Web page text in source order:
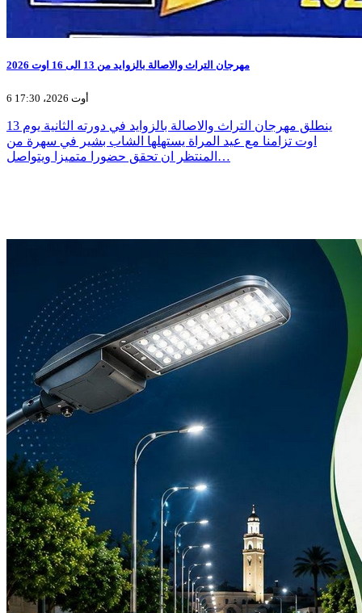
مهرجان التراث والاصالة بالزوايد من 13 الى 16 اوت 2026
6 أوت 2026، 17:30
ينطلق مهرجان التراث والاصالة بالزوايد في دورته الثانية يوم 13
اوت تزامنا مع عيد المراة يستهلها الشاب بشير في سهرة من
المنتظر ان تحقق حضورا متميزا ويتواصل…